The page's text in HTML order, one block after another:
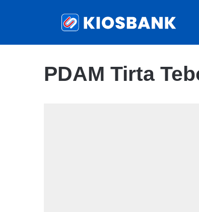
PDAM Tirta